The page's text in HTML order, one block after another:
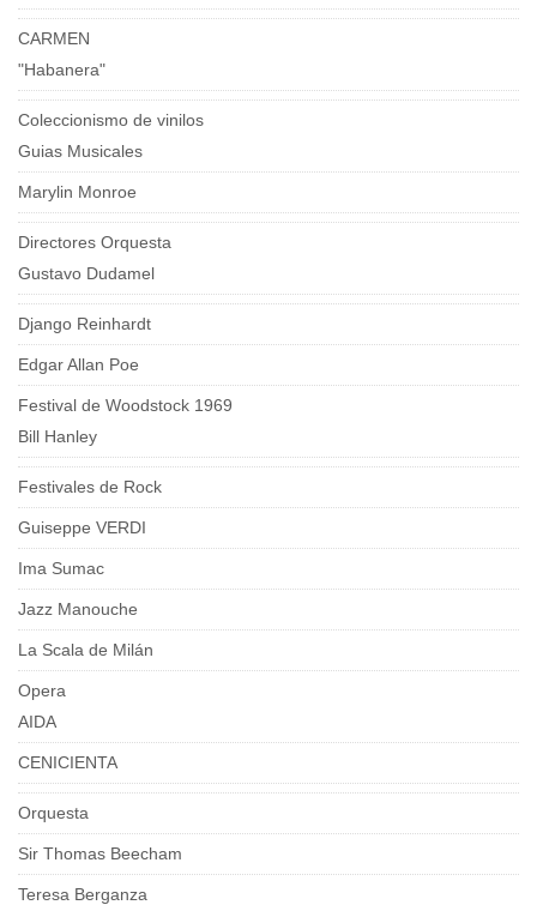
CARMEN
"Habanera"
Coleccionismo de vinilos
Guias Musicales
Marylin Monroe
Directores Orquesta
Gustavo Dudamel
Django Reinhardt
Edgar Allan Poe
Festival de Woodstock 1969
Bill Hanley
Festivales de Rock
Guiseppe VERDI
Ima Sumac
Jazz Manouche
La Scala de Milán
Opera
AIDA
CENICIENTA
Orquesta
Sir Thomas Beecham
Teresa Berganza